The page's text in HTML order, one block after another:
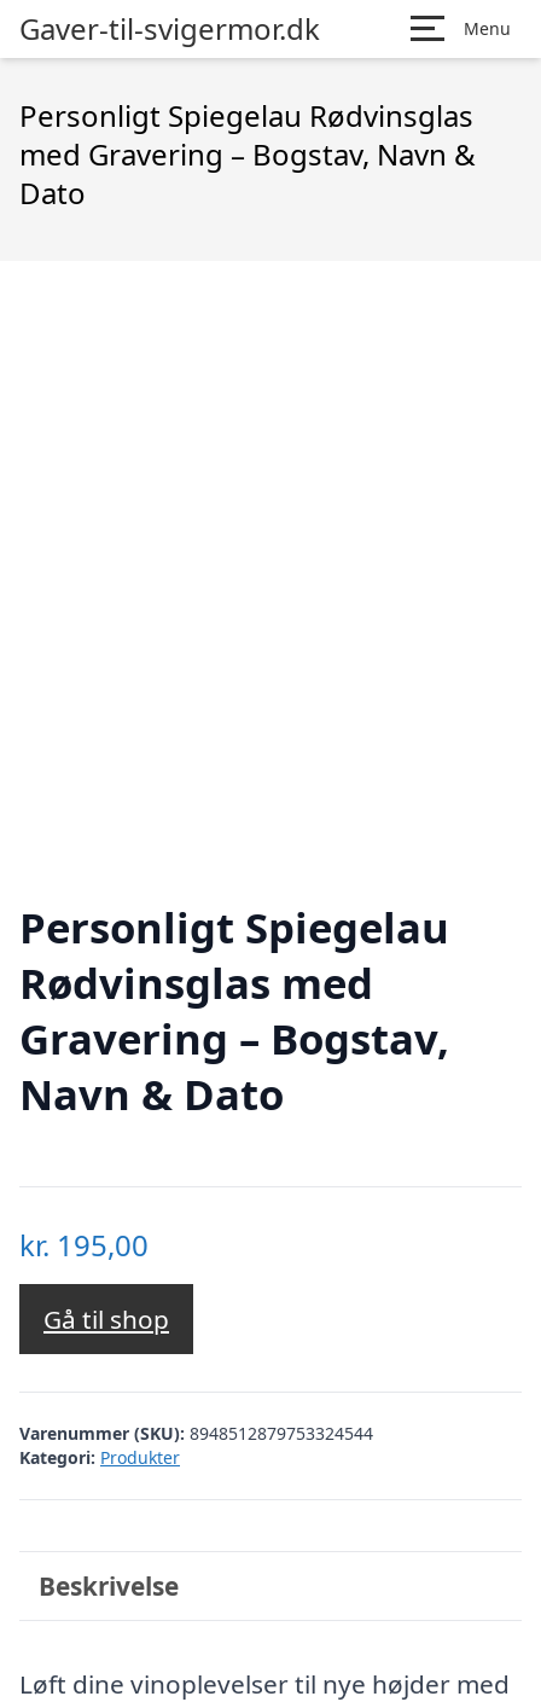
Gaver-til-svigermor.dk Menu
Personligt Spiegelau Rødvinsglas
med Gravering – Bogstav, Navn &
Dato
Personligt Spiegelau
Rødvinsglas med
Gravering – Bogstav,
Navn & Dato
kr. 195,00
Gå til shop
Varenummer (SKU): 8948512879753324544
Kategori: Produkter
Beskrivelse
Løft dine vinoplevelser til nye højder med